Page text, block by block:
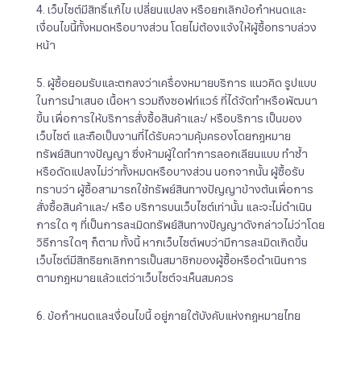
4. เว็บไซต์มีสิทธิ์แก้ไข เปลี่ยนแปลง หรือยกเลิกข้อกำหนดและ
เงื่อนไขนี้ทั้งหมดหรือบางส่วน โดยไม่ต้องแจ้งให้ผู้ซื้อทราบล่วง
หน้า
5. ผู้ซื้อยอมรับและตกลงว่าเครื่องหมายบริการ แนวคิด รูปแบบ
ในการนำเสนอ เนื้อหา รวมถึงซอฟท์แวร์ ที่ได้จัดทำหรือพัฒนา
ขึ้น เพื่อการให้บริการสั่งซื้อสินค้าและ/ หรือบริการ เป็นของ
เว็บไซต์ และถือเป็นงานที่ได้รับความคุ้มครองโดยกฎหมาย
ทรัพย์สินทางปัญญา ซึ่งห้ามผู้ใดทำการลอกเลียนแบบ ทำซ้ำ
หรือดัดแปลงไม่ว่าทั้งหมดหรือบางส่วน นอกจากนั้น ผู้ซื้อรับ
ทราบว่า ผู้ซื้อสามารถใช้ทรัพย์สินทางปัญญาข้างต้นเพื่อการ
สั่งซื้อสินค้าและ/ หรือ บริการบนเว็บไซต์เท่านั้น และจะไม่ดำเนิน
การใด ๆ ที่เป็นการละเมิดทรัพย์สินทางปัญญาดังกล่าวไม่ว่าโดย
วิธีการใดๆ ก็ตาม ทั้งนี้ หากเว็บไซต์พบว่ามีการละเมิดเกิดขึ้น
เว็บไซต์มีสิทธิยกเลิกการเป็นสมาชิกของผู้ซื้อหรือดำเนินการ
ตามกฎหมายแล้วแต่ว่าเว็บไซต์จะเห็นสมควร
6. ข้อกำหนดและเงื่อนไขนี้ อยู่ภายใต้บังคับแห่งกฎหมายไทย